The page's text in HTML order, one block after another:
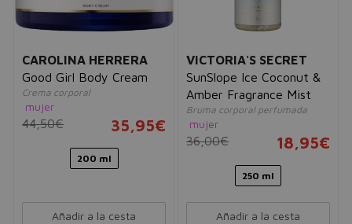
CAROLINA HERRERA
Good Girl Body Cream
Crema corporal
mujer
44,50€ 35,95€
200 ml
Añadir a la cesta
VICTORIA'S SECRET
SunSlope Ice Coconut &
Amber Fragrance Mist
Bruma corporal perfumada
mujer
36,00€ 18,95€
250 ml
Añadir a la cesta